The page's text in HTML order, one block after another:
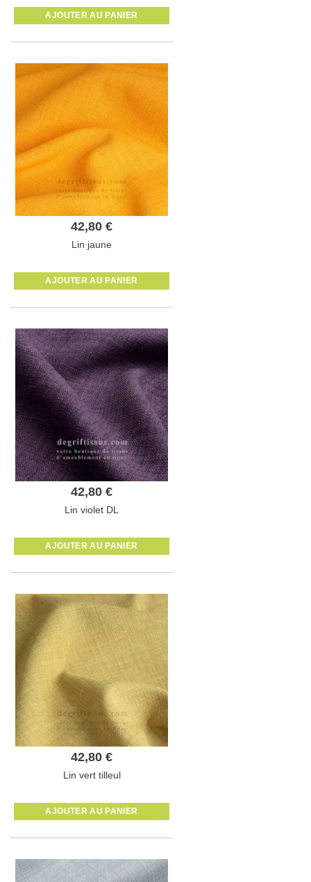
AJOUTER AU PANIER
42,80 €
Lin jaune
AJOUTER AU PANIER
42,80 €
Lin violet DL
AJOUTER AU PANIER
42,80 €
Lin vert tilleul
AJOUTER AU PANIER